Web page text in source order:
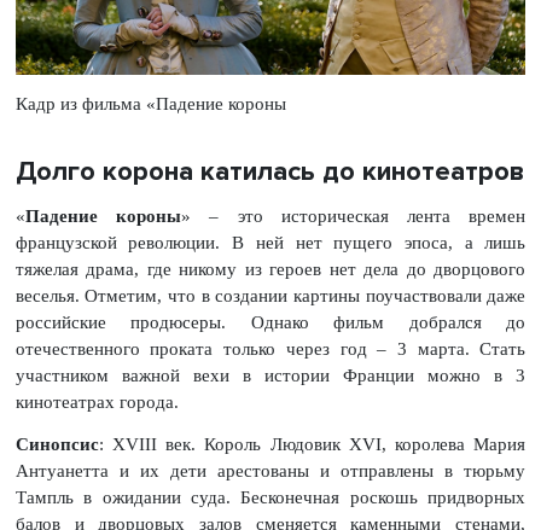
Кадр из фильма «Падение короны
Долго корона катилась до кинотеатров
«Падение короны» – это историческая лента времен
французской революции. В ней нет пущего эпоса, а лишь
тяжелая драма, где никому из героев нет дела до дворцового
веселья. Отметим, что в создании картины поучаствовали даже
российские продюсеры. Однако фильм добрался до
отечественного проката только через год – 3 марта. Стать
участником важной вехи в истории Франции можно в 3
кинотеатрах города.
Синопсис: XVIII век. Король Людовик XVI, королева Мария
Антуанетта и их дети арестованы и отправлены в тюрьму
Тампль в ожидании суда. Бесконечная роскошь придворных
балов и дворцовых залов сменяется каменными стенами,